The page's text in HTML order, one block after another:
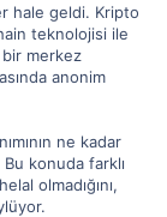
hale geldi. Kripto
teknolojisi ile
merkez
anonim
ne kadar
konuda farklı
olmadığını,